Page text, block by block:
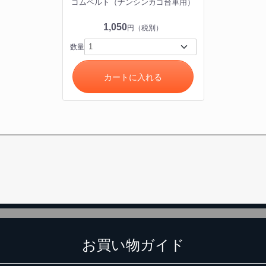
ゴムベルト（ナンシンカゴ台車用）
1,050円（税別）
数量
カートに入れる
お買い物ガイド
カートに追加しました。